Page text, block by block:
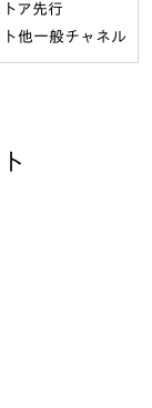
ア先行
他一般チャネル